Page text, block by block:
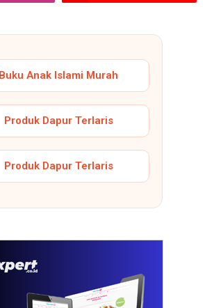
Buku Anak Islami Murah
Produk Dapur Terlaris
Produk Dapur Terlaris